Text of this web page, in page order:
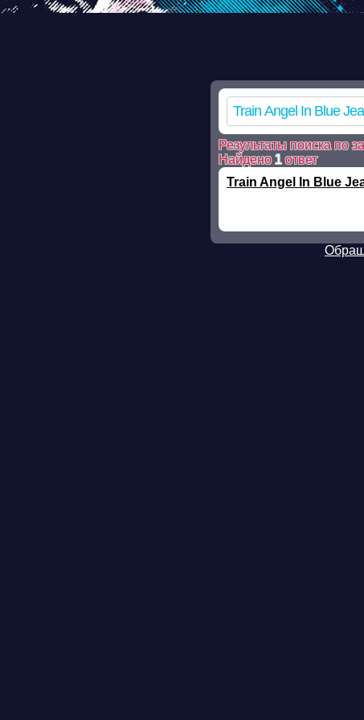
Warning: mkdir(): No such file or directory in /ssd/www/
Результаты поиска по
Найдено1ответ
Train Angel In Blue